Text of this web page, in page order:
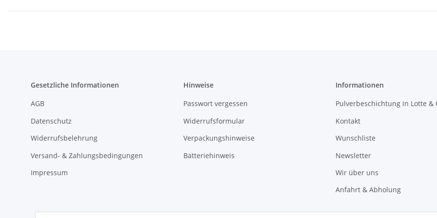
Gesetzliche Informationen
AGB
Datenschutz
Widerrufsbelehrung
Versand- & Zahlungsbedingungen
Impressum
Hinweise
Passwort vergessen
Widerrufsformular
Verpackungshinweise
Batteriehinweis
Informationen
Pulverbeschichtung in Lotte &
Kontakt
Wunschliste
Newsletter
Wir über uns
Anfahrt & Abholung